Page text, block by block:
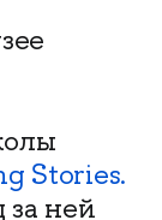
Stories.
за ней